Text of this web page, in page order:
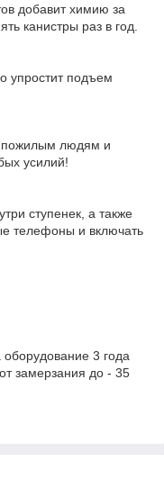
добавит химию за
канистры раз в год.
упростит подъем
пожилым людям и
усилий!
ступенек, а также
телефоны и включать
3 года
замерзания до - 35